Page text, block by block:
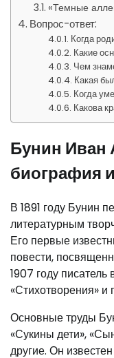
«Темные
Вопрос-ответ:
Когда
Какие
Чем
Какая
Когда
Какова
Бунин Иван
биография
В 1891 году Бунин
литературным
Его первые
повести,
1907 году
«Стихотворения» и
Основные труды
«Сукины дети»,
другие. Он